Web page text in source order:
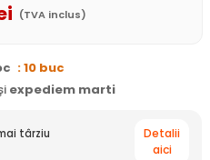
(TVA inclus)
: 10 buc
expediem marti
târziu
Detalii
aici